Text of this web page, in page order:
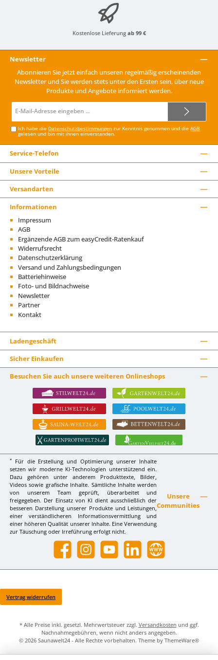
Kostenlose Lieferung ab 99 €
Newsletter
Abonnieren Sie jetzt einfach unseren regelmäßig erscheinenden
Newsletter und Sie werden stets unter den Ersten sein, über neue
Produkte und Angebote informiert werden.
Mail-
Ich habe die Datenschutzbestimmungen zur Kenntnis genommen und dieAGB
gelesen und bin mit ihnen einverstanden.
Service-Telefon
Unsere Vorteile
Versandarten
Informationen
Impressum
AGB
Ergänzende AGB zum easyCredit-Ratenkauf
Widerrufsrecht
Datenschutzerklärung
Versand und Zahlungsbedingungen
Batteriehinweise
Foto- und Bildnachweise
Newsletter
Partner
Kontakt
Ladengeschäft
Sicher Einkaufen
Besuchen Sie auch unsere weiteren Onlineshops
*
Für die Erstellung und Optimierung unserer Inhalte
setzen wir moderne KI-Technologien unterstützend ein.
Dazu gehören unter anderem Produkttexte, Bilder,
Videos sowie grafische Inhalte. Sämtliche Inhalte werden
von unserem Team geprüft, überarbeitet und
freigegeben. Der Einsatz von KI dient ausschließlich der
besseren Darstellung unserer Produkte und Leistungen,
einer verständlicheren Informationsvermittlung und
einer höheren Qualität unserer Inhalte. Eine Verwendung
zur Täuschung oder Irreführung erfolgt nicht.
Unsere
Communities
Facebook InstagramYouTube LinkedIn Website
Vertrag widerrufen
* Alle Preise inkl. gesetzl. Mehrwertsteuer zzgl. Versandkosten und ggf.
Nachnahmegebühren, wenn nicht anders angegeben.
© 2026 Saunawelt24 - Alle Rechte vorbehalten. Theme by ThemeWare®